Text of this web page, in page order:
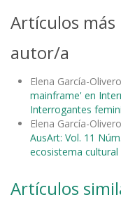
Artículos más
autor/a
Elena García-
mainframe' en
Interrogantes
Elena García-
AusArt: Vol. 11
ecosistema cultural
Artículos